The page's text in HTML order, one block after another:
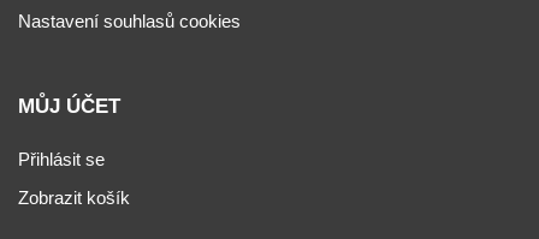
Nastavení souhlasů cookies
MŮJ ÚČET
Přihlásit se
Zobrazit košík